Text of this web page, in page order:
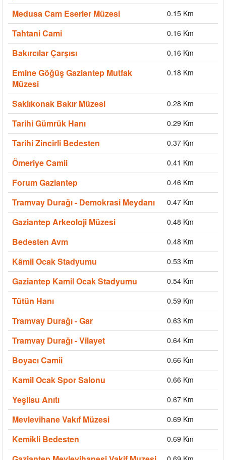
Medusa Cam Eserler Müzesi 0.15 Km
Tahtani Cami 0.16 Km
Bakırcılar Çarşısı 0.16 Km
Emine Göğüş Gaziantep Mutfak
Müzesi
0.18 Km
Saklıkonak Bakır Müzesi 0.28 Km
Tarihi Gümrük Hanı 0.29 Km
Tarihi Zincirli Bedesten 0.37 Km
Ömeriye Camii 0.41 Km
Forum Gaziantep 0.46 Km
Tramvay Durağı - Demokrasi Meydanı 0.47 Km
Gaziantep Arkeoloji Müzesi 0.48 Km
Bedesten Avm 0.48 Km
Kâmil Ocak Stadyumu 0.53 Km
Gaziantep Kamil Ocak Stadyumu 0.54 Km
Tütün Hanı 0.59 Km
Tramvay Durağı - Gar 0.63 Km
Tramvay Durağı - Vilayet 0.64 Km
Boyacı Camii 0.66 Km
Kamil Ocak Spor Salonu 0.66 Km
Yeşilsu Anıtı 0.67 Km
Mevlevihane Vakıf Müzesi 0.69 Km
Kemikli Bedesten 0.69 Km